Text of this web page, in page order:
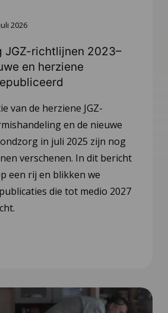
2026
JGZ-richtlijnen 2023–
en herziene
van de herziene JGZ-
en de nieuwe
in juli 2025 zijn nog
verschenen. In dit bericht
een rij en blikken we
die tot medio 2027